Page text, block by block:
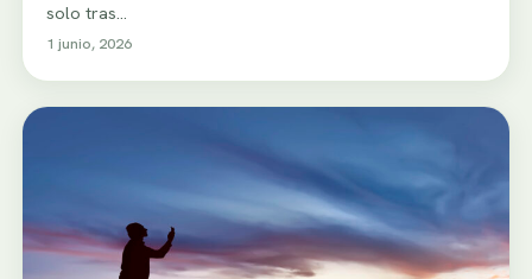
solo tras…
1 junio, 2026